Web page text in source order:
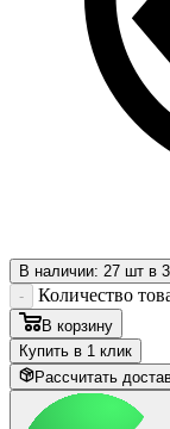
В наличии: 27 шт в
-
Количество
В корзину
Купить в 1 клик
Рассчитать